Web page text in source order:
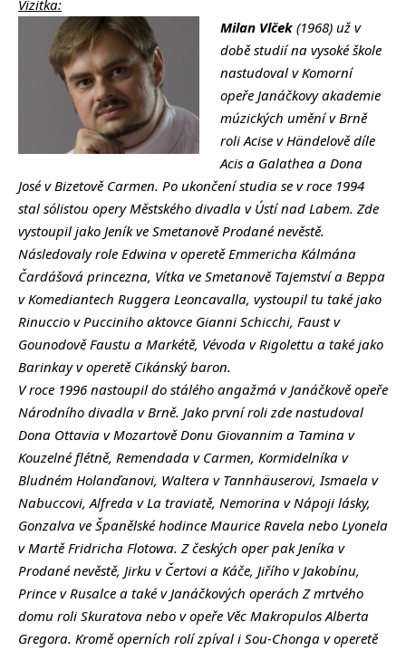
Vizitka:
Milan Vlček(1968) už v
době studií na vysoké škole
nastudoval v Komorní
opeře Janáčkovy akademie
múzických umění v Brně
roli Acise v Händelově díle
Acis a Galathea a Dona
José v Bizetově Carmen. Po ukončení studia se v roce 1994
stal sólistou opery Městského divadla v Ústí nad Labem. Zde
vystoupil jako Jeník ve Smetanově Prodané nevěstě.
Následovaly role Edwina v operetě Emmericha Kálmána
Čardášová princezna, Vítka ve Smetanově Tajemství a Beppa
v Komediantech Ruggera Leoncavalla, vystoupil tu také jako
Rinuccio v Pucciniho aktovce Gianni Schicchi, Faust v
Gounodově Faustu a Markétě, Vévoda v Rigolettu a také jako
Barinkay v operetě Cikánský baron.
V roce 1996 nastoupil do stálého angažmá v Janáčkově opeře
Národního divadla v Brně. Jako první roli zde nastudoval
Dona Ottavia v Mozartově Donu Giovannim a Tamina v
Kouzelné flétně, Remendada v Carmen, Kormidelníka v
Bludném Holanďanovi, Waltera v Tannhäuserovi, Ismaela v
Nabuccovi, Alfreda v La traviatě, Nemorina v Nápoji lásky,
Gonzalva ve Španělské hodince Maurice Ravela nebo Lyonela
v Martě Fridricha Flotowa. Z českých oper pak Jeníka v
Prodané nevěstě, Jirku v Čertovi a Káče, Jiřího v Jakobínu,
Prince v Rusalce a také v Janáčkových operách Z mrtvého
domu roli Skuratova nebo v opeře Věc Makropulos Alberta
Gregora. Kromě operních rolí zpíval i Sou-Chonga v operetě